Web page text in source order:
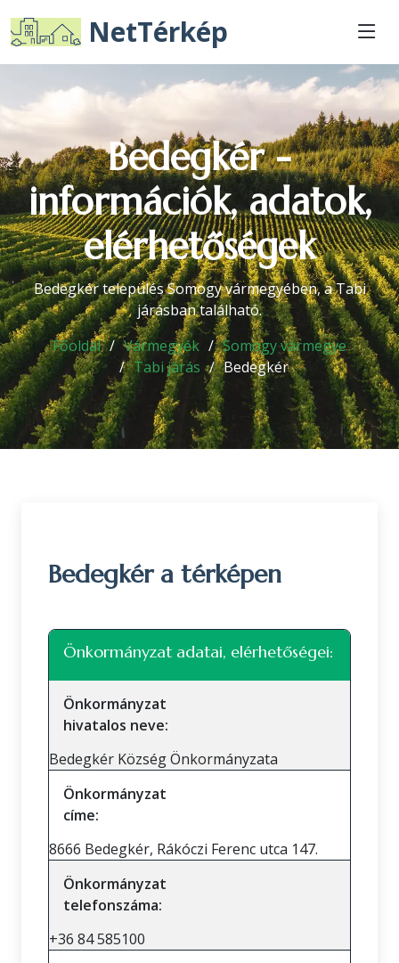
NetTérkép
Bedegkér -
információk, adatok,
elérhetőségek
Bedegkér település Somogy vármegyében, a Tabi
járásban található.
Főoldal
Vármegyék
Somogy vármegye
Tabi járás
Bedegkér
Bedegkér a térképen
+
Önkormányzat adatai, elérhetőségei:
Önkormányzat
hivatalos neve:
Bedegkér Község Önkormányzata
Önkormányzat
címe:
8666 Bedegkér, Rákóczi Ferenc utca 147.
Önkormányzat
telefonszáma:
+36 84 585100